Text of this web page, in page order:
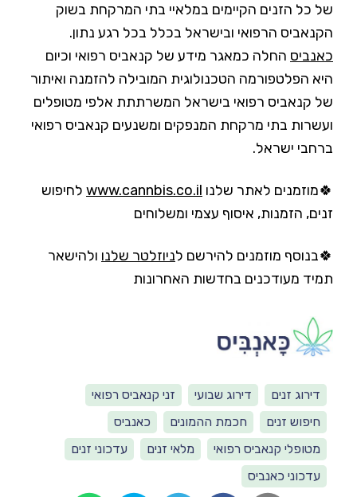
של כל הזנים הקיימים במלאיי בתי המרקחת בשוק
הקנאביס הרפואי ובישראל בכלל בכל רגע נתון.
כאנביס החלה כמאגר מידע של קנאביס רפואי וכיום
היא הפלטפורמה הטכנולוגית המובילה להזמנה ואיתור
של קנאביס רפואי בישראל המשרתתת אלפי מטופלים
ועשרות בתי מרקחת המנפקים ומשנעים קנאביס רפואי
ברחבי ישראל.
🍀מוזמנים לאתר שלנו www.cannbis.co.il לחיפוש
זנים, הזמנות, איסוף עצמי ומשלוחים
🍀בנוסף מוזמנים להירשם לניוזלטר שלנו ולהישאר
תמיד מעודכנים בחדשות האחרונות
דירוג זנים דירוג שבועי
זני קנאביס רפואי
חיפוש זנים
חכמת ההמונים
כאנביס
מטופלי קנאביס רפואי
מלאי זנים
עדכוני זנים
עדכוני כאנביס